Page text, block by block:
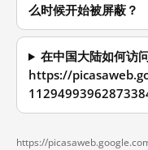
么时候开始被屏蔽？
在中国大陆如何访
https://
https://